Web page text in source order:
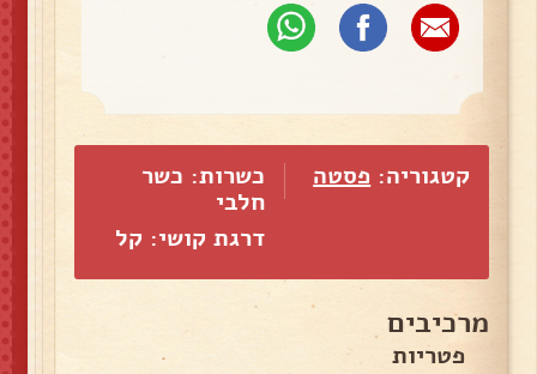
קטגוריה: פסטה
כשרות: כשר
חלבי
דרגת קושי: קל
מרכיבים
פטריות